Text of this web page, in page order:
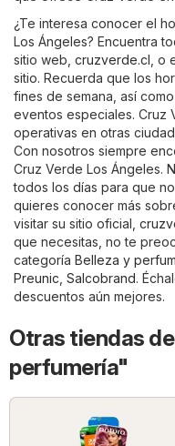
¿Te interesa conocer el
Los Ángeles? Encuentra
sitio web, cruzverde.cl ,
sitio. Recuerda que los
fines de semana, así
eventos especiales. Cruz
operativas en otras
Con nosotros siempre
Cruz Verde Los Ángeles.
todos los días para que
quieres conocer más
visitar su sitio oficial,
que necesitas, no te
categoría Belleza y
Preunic Salcobrand.
descuentos aún mejores.
Otras tiendas
perfumería"